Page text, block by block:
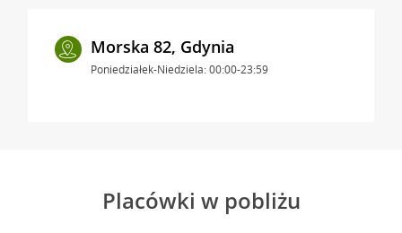
Morska 82, Gdynia
Poniedziałek-Niedziela: 00:00-23:59
Placówki w pobliżu